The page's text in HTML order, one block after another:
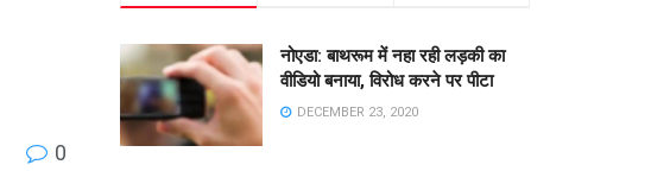
0
नोएडा: बाथरूम में नहा रही लड़की का
वीडियो बनाया, विरोध करने पर पीटा
DECEMBER 23, 2020